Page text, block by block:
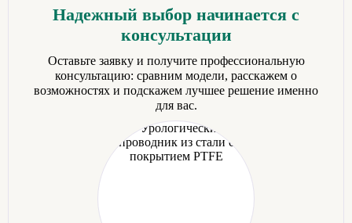
Надежный выбор начинается с
консультации
Оставьте заявку и получите профессиональную
консультацию: сравним модели, расскажем о
возможностях и подскажем лучшее решение именно
для вас.